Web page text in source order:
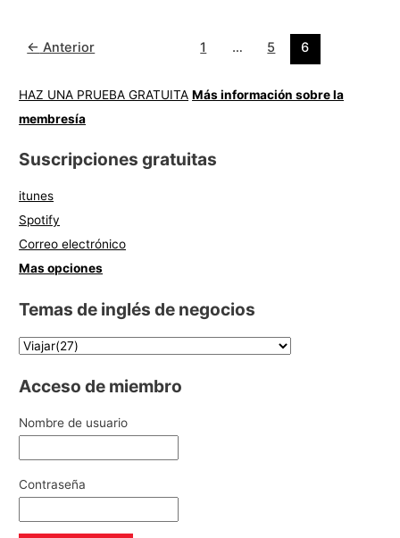
← Anterior 1 … 5 6
HAZ UNA PRUEBA GRATUITA Más información sobre la
membresía
Suscripciones gratuitas
itunes
Spotify
Correo electrónico
Mas opciones
Temas de inglés de negocios
Acceso de miembro
Nombre de usuario
Contraseña